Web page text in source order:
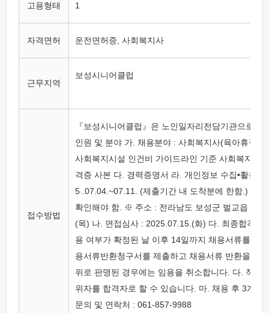
고용형태 1
자격면허 운전면허증, 사회복지사
근무지역
보성시니어클럽
접수방법
『보성시니어클럽』은 노인일자리전담기관으로
인원 및 분야 가. 채용분야 : 사회복지사(육아휴직
사회복지시설 인건비 가이드라인 기준 사회복지사
격증 사본 다. 경력증명서 라. 개인정보 수집•활용
5 .07.04.~07.11. (제출기간 내 도착분에 한함.) 나.
확인해야 함. ※ 주소 : 전라남도 보성군 벌교읍 태
(목) 나. 면접심사 : 2025.07.15.(화) 다. 최종합격
용 여부가 확정된 날 이후 14일까지 채용서류를 보
용서류반환청구서를 제출하고 채용서류 반환을 요
위로 판명된 경우에는 임용을 취소합니다. 다. 적격
위자를 합격자로 할 수 있습니다. 마. 채용 후 3개
문의 및 연락처 : 061-857-9988